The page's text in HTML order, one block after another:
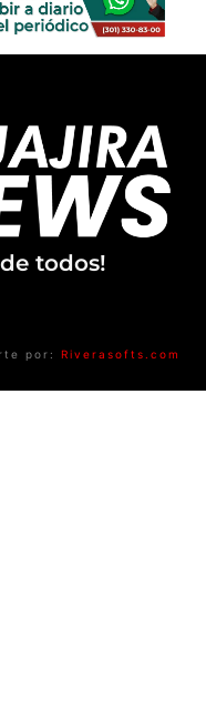
todos!
por: Riverasofts.com